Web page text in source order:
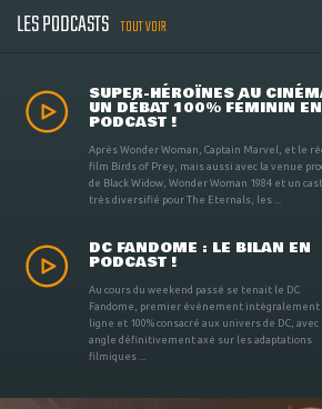
LES PODCASTS TOUT VOIR
SUPER-HÉROÏNES AU
UN DÉBAT 100% FÉMININ EN
PODCAST !
Après Wonder Woman, Captain Marvel, et le
film Birds of Prey, mais aussi avec la venue
de Black Widow, Wonder Woman 1984 et un
très diversifié pour The Eternals, les ...
DC FANDOME : LE BILAN EN
PODCAST !
Au cours du weekend passé se tenait le DC
Fandome, premier évènement intégralement
ligne et 100% consacré aux univers de DC, avec
angle définitivement axé sur les adaptations
filmiques ...